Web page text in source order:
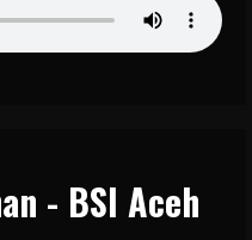
- BSI Aceh